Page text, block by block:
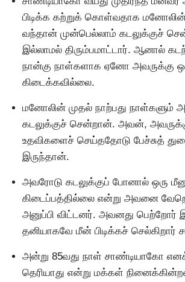
பிடிக்க கற்றுக் கொள்வதாக
வந்தான் முன்பெல்லாம் கடலுக்குச்
இல்லாமல் திரும்பமாட்டார். ஆனால்
நான்கு நாள்களாக ஏனோ அவருக்கு
கிடைக்கவில்லை.
மனோலின் முதல் நாற்பது நாள்களும்
கடலுக்குச் சென்றான். அவன்,
உதவிகளைச் செய்ததோடு பேச்சுத்
இருந்தான்.
அவராேடு கடலுக்குப் போனால் ஒரு
கிடைப்பத்தில்லை என்று அவனை
அனுப்பி விட்டனர். அவனது பெற்றோர்
தனியாகவே மீன் பிடிக்கச் செல்கிறார்
அன்று 85வது நாள் சாண்டியாகோ
தெரியாது என்று மக்கள்